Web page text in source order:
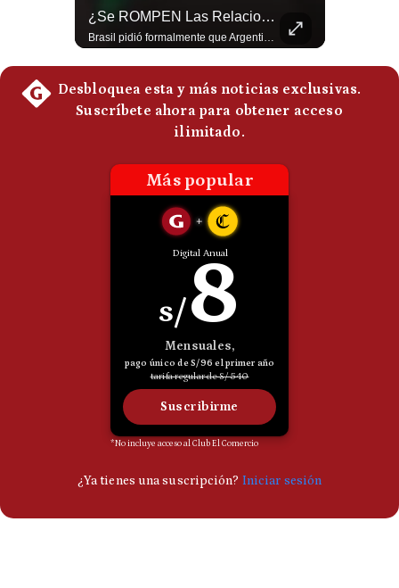
¿Se ROMPEN Las Relaciones Entre Brasil Y Argentina? | Gestión Mundo